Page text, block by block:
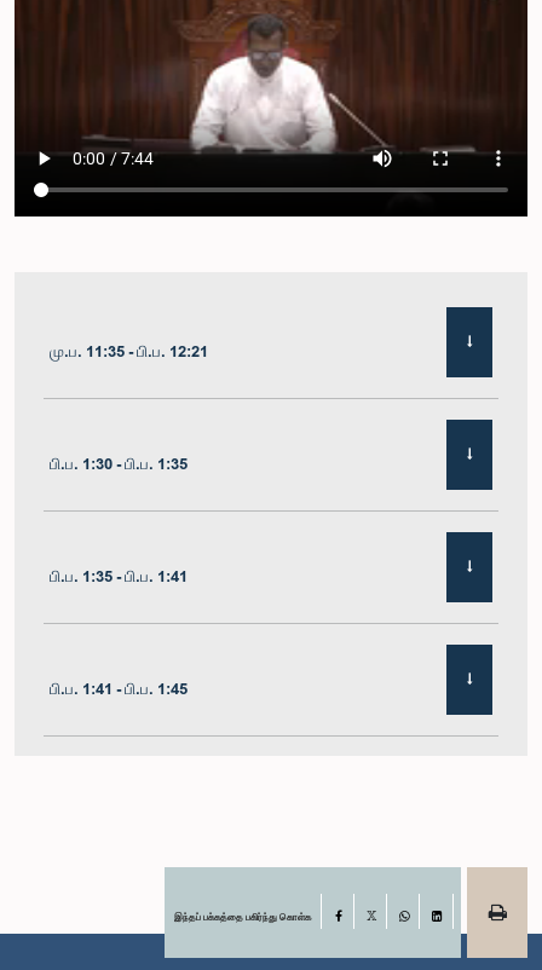
மு.ப. 11:35 - பி.ப. 12:21
பி.ப. 1:30 - பி.ப. 1:35
பி.ப. 1:35 - பி.ப. 1:41
பி.ப. 1:41 - பி.ப. 1:45
பி.ப. 1:51 - பி.ப. 1:57இந்தப் பக்கத்தை பகிர்ந்து கொள்க Facebook
LinkedIn